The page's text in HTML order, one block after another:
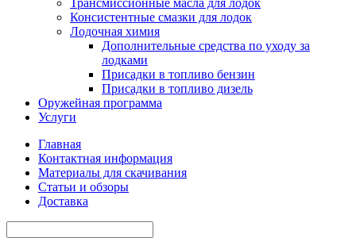
Трансмиссионные масла для лодок
Консистентные смазки для лодок
Лодочная химия
Дополнительные средства по уходу за
лодками
Присадки в топливо бензин
Присадки в топливо дизель
Оружейная программа
Услуги
Главная
Контактная информация
Материалы для скачивания
Статьи и обзоры
Доставка